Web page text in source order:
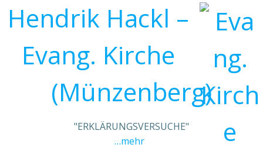
Hendrik Hackl –
Evang. Kirche
(Münzenberg)
"ERKLÄRUNGSVERSUCHE"
…mehr